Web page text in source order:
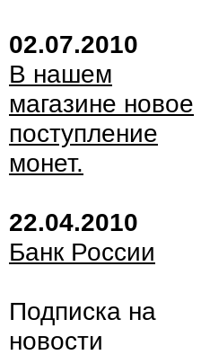
02.07.2010
В нашем
магазине новое
поступление
монет.
22.04.2010
Банк России
Подписка на
новости